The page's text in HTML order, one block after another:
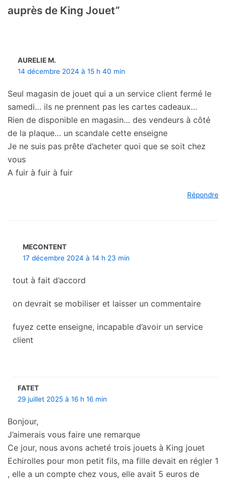
auprès de King Jouet”
AURELIE M.
14 décembre 2024 à 15 h 40 min
Seul magasin de jouet qui a un service client fermé le
samedi… ils ne prennent pas les cartes cadeaux…
Rien de disponible en magasin… des vendeurs à côté
de la plaque… un scandale cette enseigne
Je ne suis pas prête d’acheter quoi que se soit chez
vous
A fuir à fuir à fuir
Répondre
MECONTENT
17 décembre 2024 à 14 h 23 min
tout à fait d’accord
on devrait se mobiliser et laisser un commentaire
fuyez cette enseigne, incapable d’avoir un service
client
FATET
29 juillet 2025 à 16 h 16 min
Bonjour,
J’aimerais vous faire une remarque
Ce jour, nous avons acheté trois jouets à King jouet
Echirolles pour mon petit fils, ma fille devait en régler 1
, elle a un compte chez vous, elle avait 5 euros de